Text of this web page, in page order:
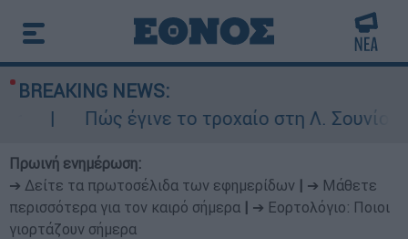
BREAKING NEWS:
Πώς έγινε το τροχαίο στη Λ. Σουνίου:
Πρωινή ενημέρωση:
➔ Δείτε τα πρωτοσέλιδα των εφημερίδων
➔ Μάθετε
περισσότερα για τον καιρό σήμερα
➔ Εορτολόγιο: Ποιοι
γιορτάζουν σήμερα